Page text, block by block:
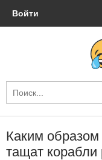
Войти
Каким
тащат корабли